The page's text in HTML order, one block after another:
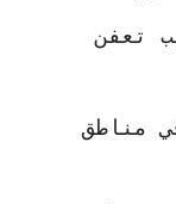
تعفن
مناطق